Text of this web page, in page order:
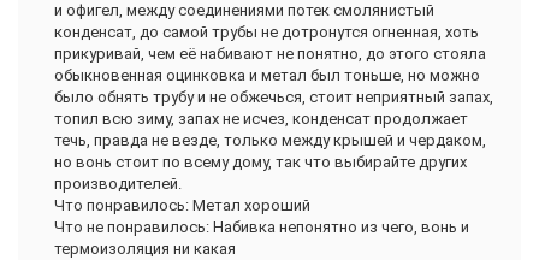
и офигел, между соединениями потек смолянистый
конденсат, до самой трубы не дотронутся огненная, хоть
прикуривай, чем её набивают не понятно, до этого стояла
обыкновенная оцинковка и метал был тоньше, но можно
было обнять трубу и не обжечься, стоит неприятный запах,
топил всю зиму, запах не исчез, конденсат продолжает
течь, правда не везде, только между крышей и чердаком,
но вонь стоит по всему дому, так что выбирайте других
производителей.
Что понравилось: Метал хороший
Что не понравилось: Набивка непонятно из чего, вонь и
термоизоляция ни какая